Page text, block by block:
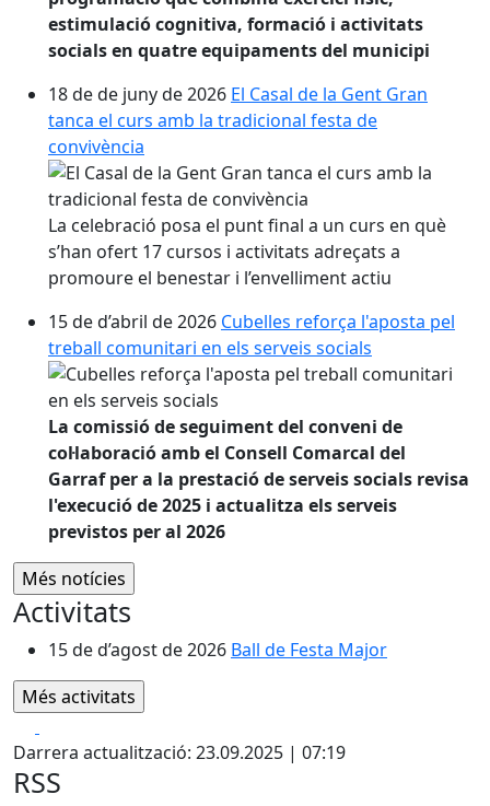
estimulació cognitiva, formació i activitats
socials en quatre equipaments del municipi
18 de de juny de 2026 El Casal de la Gent Gran
tanca el curs amb la tradicional festa de
convivència
La celebració posa el punt final a un curs en què
s’han ofert 17 cursos i activitats adreçats a
promoure el benestar i l’envelliment actiu
15 de d’abril de 2026 Cubelles reforça l'aposta pel
treball comunitari en els serveis socials
La comissió de seguiment del conveni de
col·laboració amb el Consell Comarcal del
Garraf per a la prestació de serveis socials revisa
l'execució de 2025 i actualitza els serveis
previstos per al 2026
Activitats
15 de d’agost de 2026 Ball de Festa Major
Darrera actualització: 23.09.2025 | 07:19
RSS